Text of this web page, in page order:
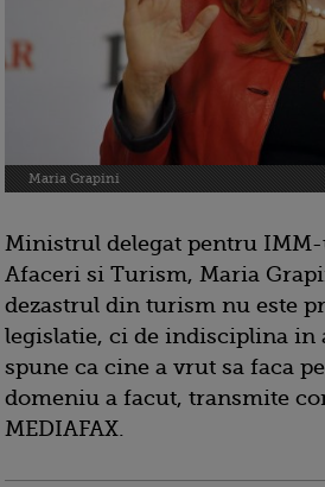
Maria Grapini
Ministrul delegat pentru
Afaceri si Turism, Maria
dezastrul din turism nu este
legislatie, ci de indisciplina in
spune ca cine a vrut sa faca
domeniu a facut, transmite
MEDIAFAX.